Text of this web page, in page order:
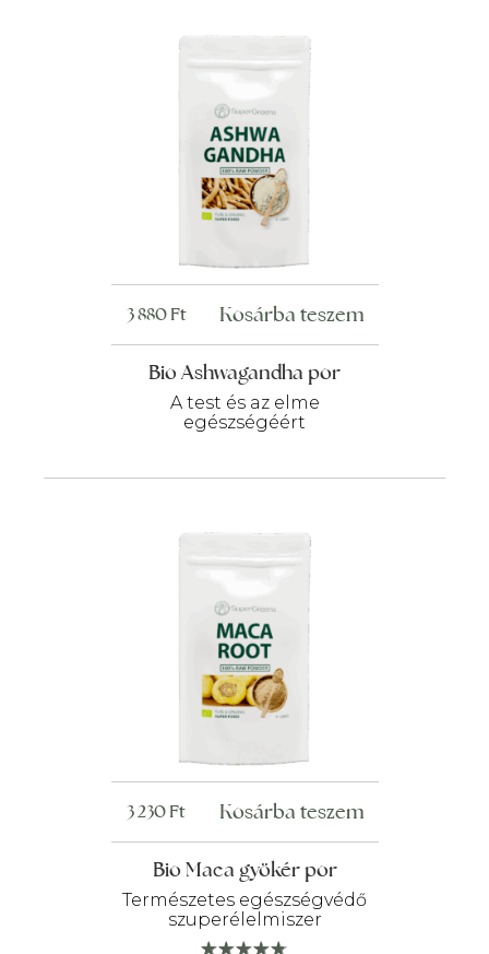
Bio Ashwagandha por
A test és az elme
egészségéért
3 880Ft Kosárba teszem
Bio Maca gyökér por
Természetes egészségvédő
szuperélelmiszer
3 230Ft Kosárba teszem